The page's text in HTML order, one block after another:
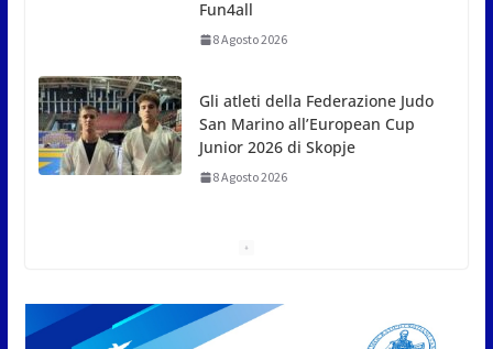
grande scultore Marcello
Sgattoni
8 Agosto 2026
San Marino Academy.